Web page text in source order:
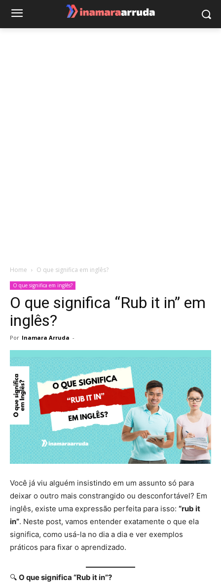
Home O que significa em inglês?
O que significa em inglês?
O que significa “Rub it in” em
inglês?
Por Inamara Arruda -
Você já viu alguém insistindo em um assunto só para
deixar o outro mais constrangido ou desconfortável? Em
inglês, existe uma expressão perfeita para isso: “rub it
in”. Neste post, vamos entender exatamente o que ela
significa, como usá-la no dia a dia e ver exemplos
práticos para fixar o aprendizado.
🔍 O que significa “Rub it in”?